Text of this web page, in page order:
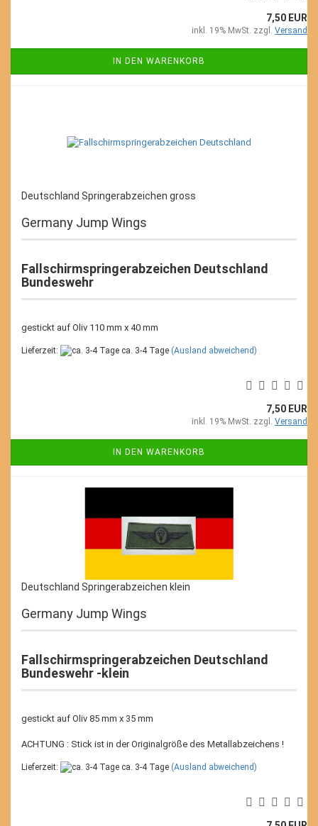
7,50 EUR
inkl. 19% MwSt. zzgl. Versand
IN DEN WARENKORB
Deutschland Springerabzeichen gross
Germany Jump Wings
Fallschirmspringerabzeichen Deutschland
Bundeswehr
gestickt auf Oliv 110 mm x 40 mm
Lieferzeit: ca. 3-4 Tage (Ausland abweichend)
7,50 EUR
inkl. 19% MwSt. zzgl. Versand
IN DEN WARENKORB
Deutschland Springerabzeichen klein
Germany Jump Wings
Fallschirmspringerabzeichen Deutschland
Bundeswehr -klein
gestickt auf Oliv 85 mm x 35 mm
ACHTUNG : Stick ist in der Originalgröße des Metallabzeichens !
Lieferzeit: ca. 3-4 Tage (Ausland abweichend)